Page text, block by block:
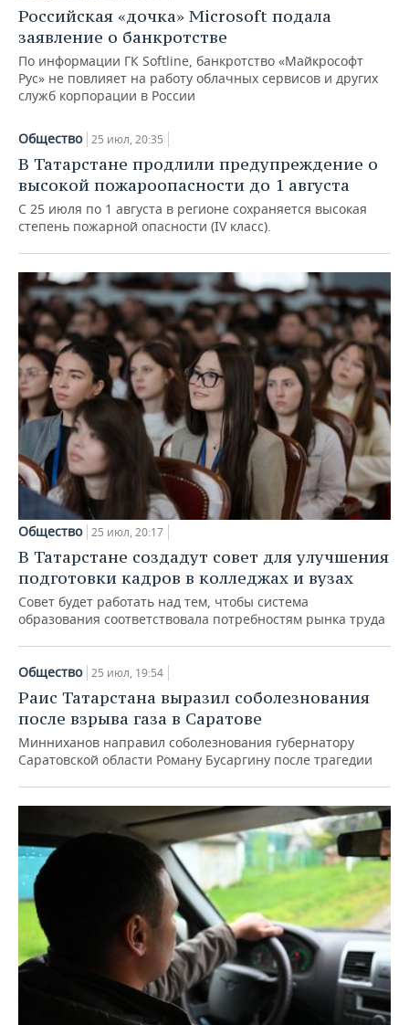
Российская «дочка» Microsoft подала
заявление о банкротстве
По информации ГК Softline, банкротство «Майкрософт
Рус» не повлияет на работу облачных сервисов и других
служб корпорации в России
Общество 25 июл, 20:35
В Татарстане продлили предупреждение о
высокой пожароопасности до 1 августа
С 25 июля по 1 августа в регионе сохраняется высокая
степень пожарной опасности (IV класс).
Общество 25 июл, 20:17
В Татарстане создадут совет для улучшения
подготовки кадров в колледжах и вузах
Совет будет работать над тем, чтобы система
образования соответствовала потребностям рынка труда
Общество 25 июл, 19:54
Раис Татарстана выразил соболезнования
после взрыва газа в Саратове
Минниханов направил соболезнования губернатору
Саратовской области Роману Бусаргину после трагедии